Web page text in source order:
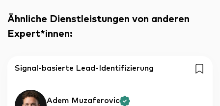
Ähnliche Dienstleistungen von anderen
Expert*innen:
Signal-basierte Lead-Identifizierung
Adem Muzaferovic